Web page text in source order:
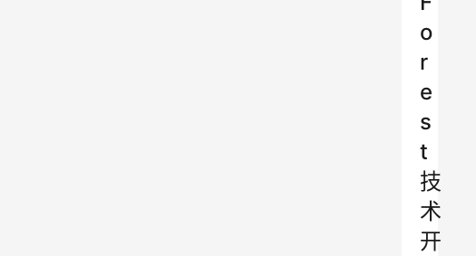
o
r
e
s
t
技
术
开